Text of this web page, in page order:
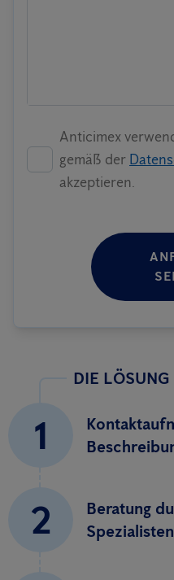
Anticimex
gemäß der
akzeptieren.
DIE
1
2
Beratung
Spezialisten